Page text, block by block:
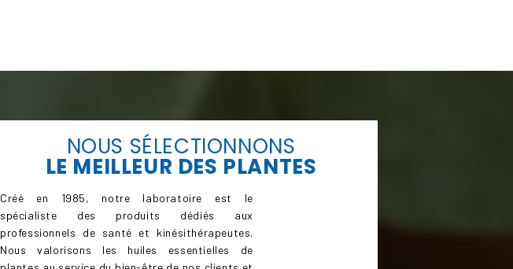
NOUS SÉLECTIONNONS
LE MEILLEUR DES PLANTES
Créé en 1985, notre laboratoire est le
spécialiste des produits dédiés aux
professionnels de santé et kinésithérapeutes.
Nous valorisons les huiles essentielles de